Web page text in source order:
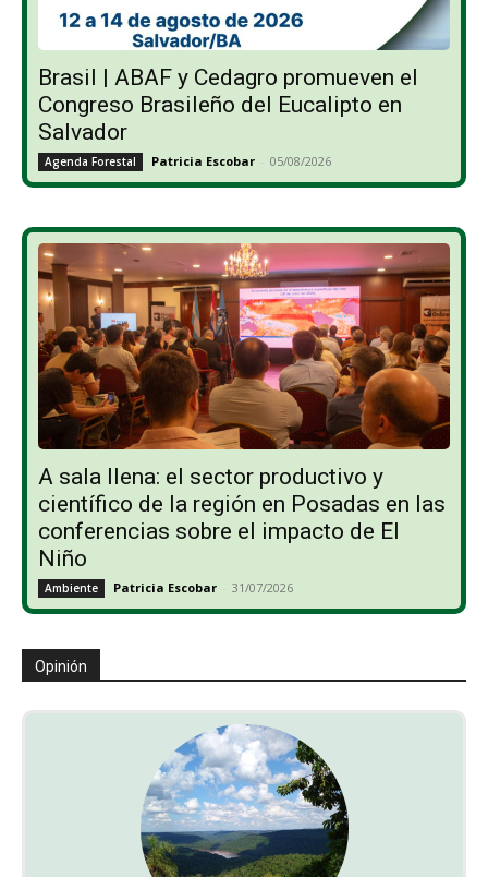
Brasil | ABAF y Cedagro promueven el
Congreso Brasileño del Eucalipto en
Salvador
Agenda Forestal Patricia Escobar - 05/08/2026
A sala llena: el sector productivo y
científico de la región en Posadas en las
conferencias sobre el impacto de El
Niño
Ambiente Patricia Escobar - 31/07/2026
Opinión